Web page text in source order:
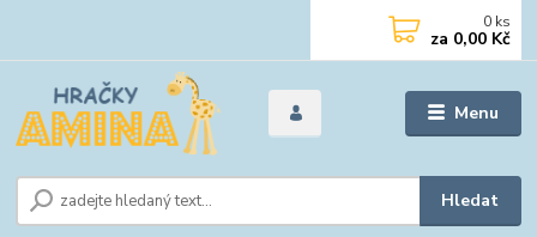
Menu
Hledat
0 ks
za 0,00 Kč